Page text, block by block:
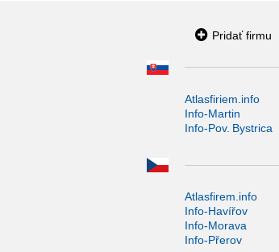
Pridať firmu
Atlasfiriem.info
Info-Martin
Info-Pov. Bystrica
Atlasfirem.info
Info-Havířov
Info-Morava
Info-Přerov